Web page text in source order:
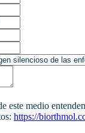
este medio
https://